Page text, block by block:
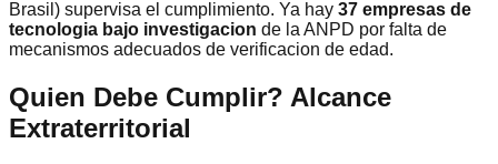
Brasil) supervisa el cumplimiento. Ya hay 37 empresas de
tecnologia bajo investigacion de la ANPD por falta de
mecanismos adecuados de verificacion de edad.
Quien Debe Cumplir? Alcance
Extraterritorial